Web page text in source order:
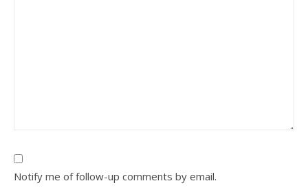
Notify me of follow-up comments by email.